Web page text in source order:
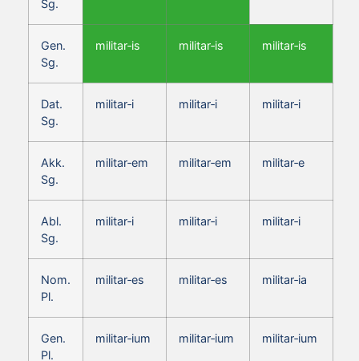
Sg.
Gen.
Sg.
militar‑is militar‑is militar‑is
Dat.
Sg.
militar‑i militar‑i militar‑i
Akk.
Sg.
militar‑em militar‑em militar‑e
Abl.
Sg.
militar‑i militar‑i militar‑i
Nom.
Pl.
militar‑es militar‑es militar‑ia
Gen.
Pl.
militar‑ium militar‑ium militar‑ium